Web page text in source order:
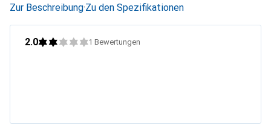
Zur Beschreibung·Zu den Spezifikationen
2.0 1 Bewertungen